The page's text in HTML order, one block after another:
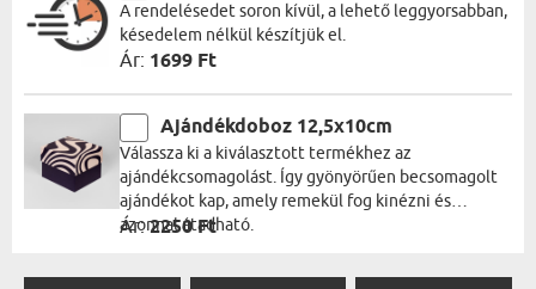
A rendelésedet soron kívül, a lehető leggyorsabban,
késedelem nélkül készítjük el.
Ár: 1699 Ft
Ajándékdoboz 12,5x10cm
Válassza ki a kiválasztott termékhez az
ajándékcsomagolást. Így gyönyörűen becsomagolt
ajándékot kap, amely remekül fog kinézni és
azonnal átadható.
Ár:2250 Ft